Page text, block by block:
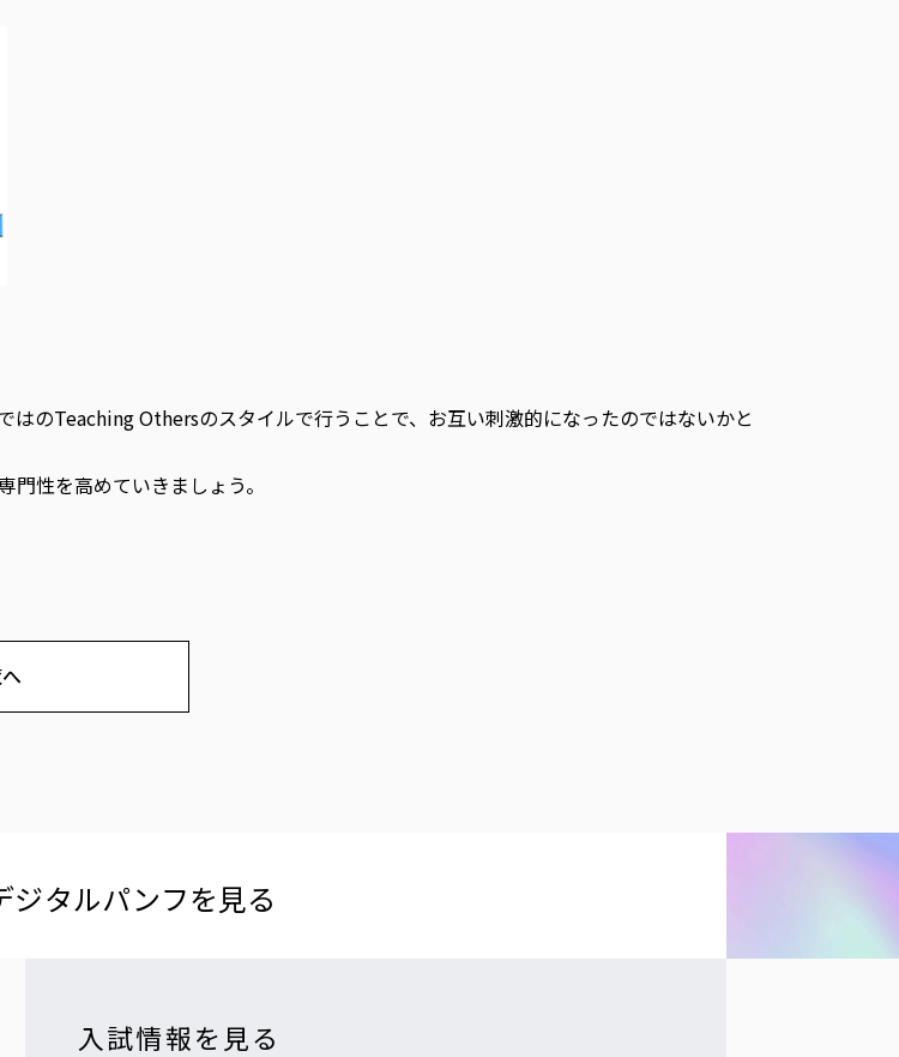
のTeaching Othersのスタイルで行うことで、お互い刺激的になったのではないかと
性を高めていきましょう。
ジタルパンフを​見る​
入試情報を見る